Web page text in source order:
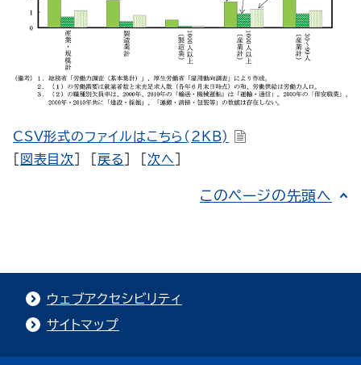
CSV形式のファイルはこちら(2KB)
図表目次 戻る ] [次へ
このページの先頭へ
ウェブアクセシビリティ
サイトマップ